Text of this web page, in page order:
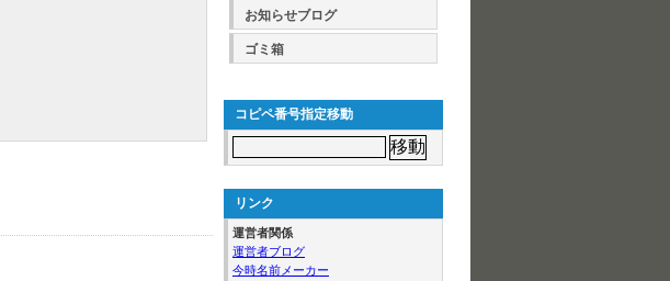
お知らせブログ
ゴミ箱
コピペ番号指定移動
リンク
運営者関係
運営者ブログ
今時名前メーカー